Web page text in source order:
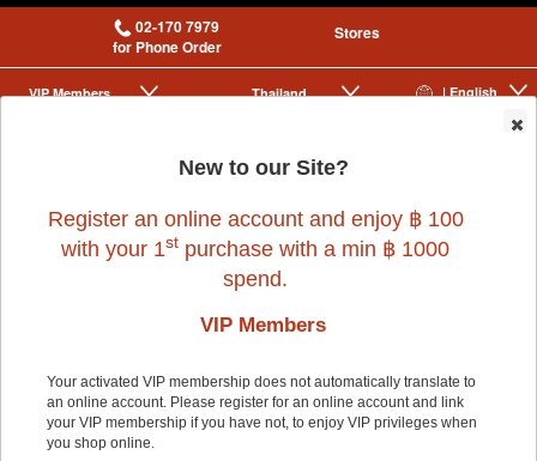
02-170 7979
for Phone Order
Stores
| English
Thailand
VIP Membership
|
New to our Site?
Register an online account and enjoy ฿ 100
with your 1st purchase with a min ฿ 1000
spend.
VIP Members
Your activated VIP membership does not automatically translate to
an online account. Please register for an online account and link
your VIP membership if you have not, to enjoy VIP privileges when
you shop online.